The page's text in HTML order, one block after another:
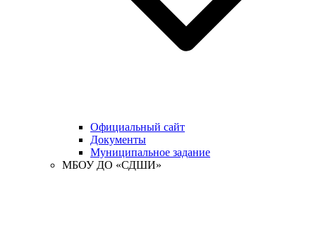
Официальный сайт
Документы
Муниципальное задание
МБОУ ДО «СДШИ»